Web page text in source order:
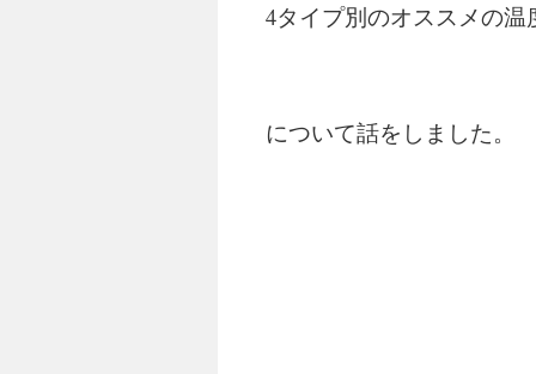
4タイプ別のオススメの温
について話をしました。